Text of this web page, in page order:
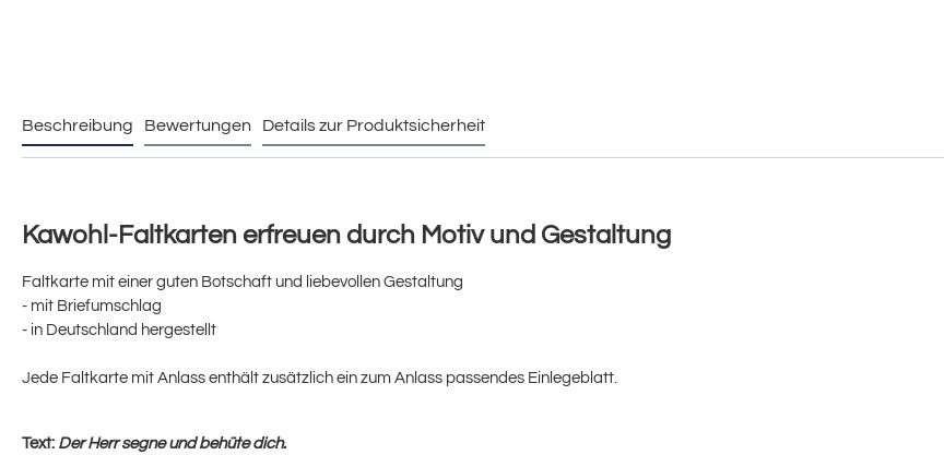
Beschreibung Bewertungen Details zur Produktsicherheit
Kawohl-Faltkarten erfreuen durch Motiv und Gestaltung
Faltkarte mit einer guten Botschaft und liebevollen Gestaltung
- mit Briefumschlag
- in Deutschland hergestellt
Jede Faltkarte mit Anlass enthält zusätzlich ein zum Anlass passendes Einlegeblatt.
Text: Der Herr segne und behüte dich.